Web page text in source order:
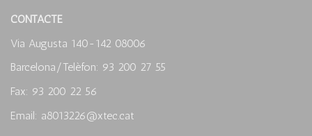
CONTACTE
Via Augusta 140-142 08006
Barcelona/Telèfon: 93 200 27 55
Fax: 93 200 22 56
Email: a8013226@xtec.cat